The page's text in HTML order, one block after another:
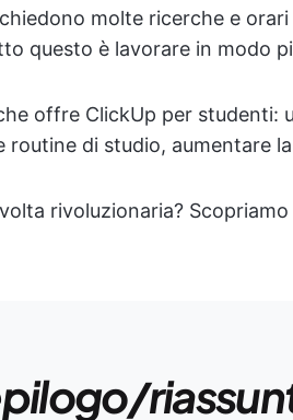
molte ricerche e
questo è lavorare in modo
offre ClickUp per studenti:
routine di studio, aumentare
rivoluzionaria?